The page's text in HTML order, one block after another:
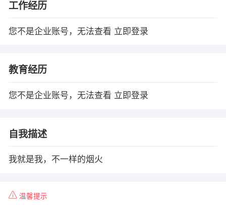
工作经历
您不是企业账号，无法查看 立即登录
教育经历
您不是企业账号，无法查看 立即登录
自我描述
我就是我，不一样的烟火
温馨提示